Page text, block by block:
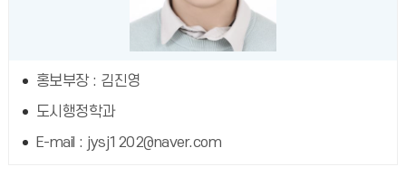
홍보부장 : 김진영
도시행정학과
E-mail : jysj1202@naver.com